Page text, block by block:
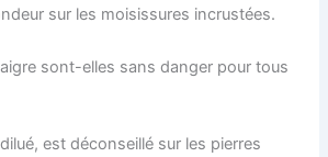
sur les moisissures incrustées.
sont-elles sans danger pour tous
est déconseillé sur les pierres